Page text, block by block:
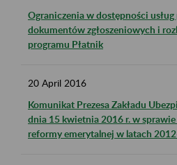
Ograniczenia w dostępności
dokumentów zgłoszeniowych i
programu Płatnik
20 April 2016
Komunikat Prezesa Zakładu
dnia 15 kwietnia 2016 r. w
reformy emerytalnej w latach